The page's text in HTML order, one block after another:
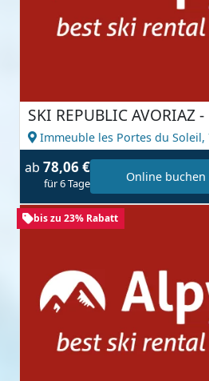
SKI REPUBLIC AVORIAZ
Immeuble les Portes du Soleil,
ab 78,06 €
für 6 Tage Online buchen
bis zu 23% Rabatt